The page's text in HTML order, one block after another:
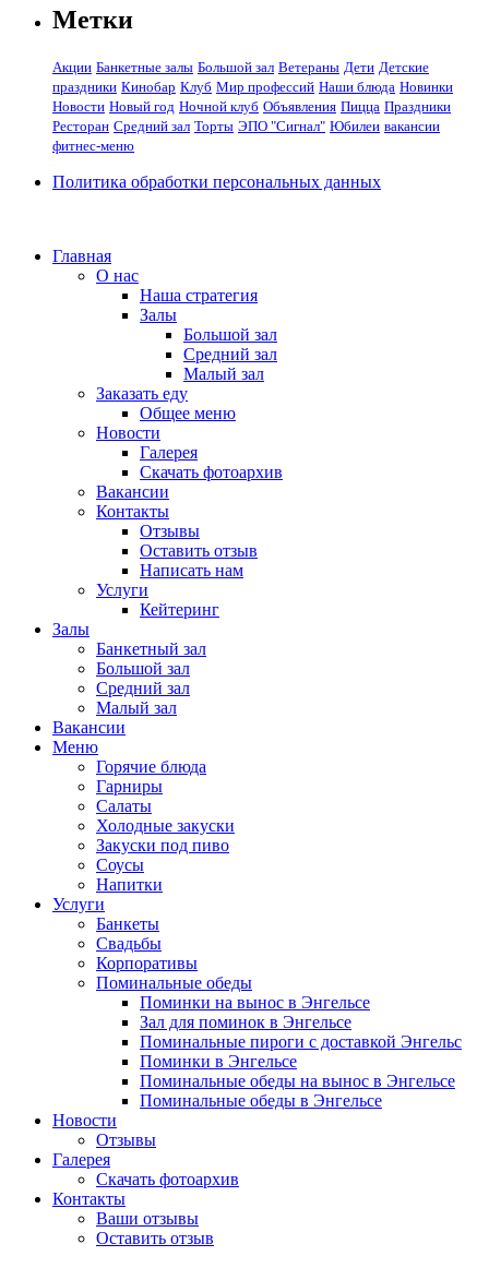
Метки
Акции Банкетные залы Большой зал Ветераны Дети Детские
праздники Кинобар Клуб Мир профессий Наши блюда Новинки
Новости Новый год Ночной клуб Объявления Пицца Праздники
Ресторан Средний зал Торты ЭПО "Сигнал" Юбилеи вакансии
фитнес-меню
Политика обработки персональных данных
Главная
О нас
Наша стратегия
Залы
Большой зал
Средний зал
Малый зал
Заказать еду
Общее меню
Новости
Галерея
Скачать фотоархив
Вакансии
Контакты
Отзывы
Оставить отзыв
Написать нам
Услуги
Кейтеринг
Залы
Банкетный зал
Большой зал
Средний зал
Малый зал
Вакансии
Меню
Горячие блюда
Гарниры
Салаты
Холодные закуски
Закуски под пиво
Соусы
Напитки
Услуги
Банкеты
Свадьбы
Корпоративы
Поминальные обеды
Поминки на вынос в Энгельсе
Зал для поминок в Энгельсе
Поминальные пироги с доставкой Энгельс
Поминки в Энгельсе
Поминальные обеды на вынос в Энгельсе
Поминальные обеды в Энгельсе
Новости
Отзывы
Галерея
Скачать фотоархив
Контакты
Ваши отзывы
Оставить отзыв